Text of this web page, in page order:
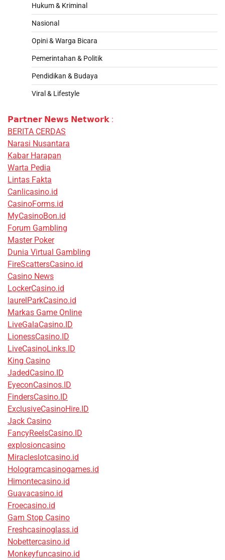
Hukum & Kriminal
Nasional
Opini & Warga Bicara
Pemerintahan & Politik
Pendidikan & Budaya
Viral & Lifestyle
𝗣𝗮𝗿𝘁𝗻𝗲𝗿 𝗡𝗲𝘄𝘀 𝗡𝗲𝘁𝘄𝗼𝗿𝗸 :
BERITA CERDAS
Narasi Nusantara
Kabar Harapan
Warta Pedia
Lintas Fakta
Canlicasino.id
CasinoForms.id
MyCasinoBon.id
Forum Gambling
Master Poker
Dunia Virtual Gambling
FireScattersCasino.id
Casino News
LockerCasino.id
laurelParkCasino.id
Markas Game Online
LiveGalaCasino.ID
LionessCasino.ID
LiveCasinoLinks.ID
King Casino
JadedCasino.ID
EyeconCasinos.ID
FindersCasino.ID
ExclusiveCasinoHire.ID
Jack Casino
FancyReelsCasino.ID
explosioncasino
Miracleslotcasino.id
Hologramcasinogames.id
Himontecasino.id
Guavacasino.id
Froecasino.id
Gam Stop Casino
Freshcasinoglass.id
Nobettercasino.id
Monkeyfuncasino.id